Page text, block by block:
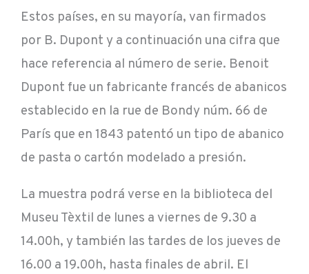
Estos países, en su mayoría, van firmados
por B. Dupont y a continuación una cifra que
hace referencia al número de serie. Benoit
Dupont fue un fabricante francés de abanicos
establecido en la rue de Bondy núm. 66 de
París que en 1843 patentó un tipo de abanico
de pasta o cartón modelado a presión.
La muestra podrá verse en la biblioteca del
Museu Tèxtil de lunes a viernes de 9.30 a
14.00h, y también las tardes de los jueves de
16.00 a 19.00h, hasta finales de abril. El